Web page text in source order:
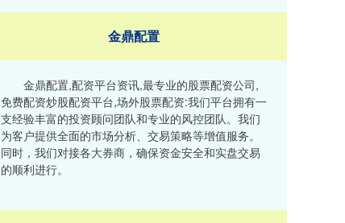
金鼎配置
金鼎配置,配资平台资讯,最专业的股票配资公司,
免费配资炒股配资平台,场外股票配资:我们平台拥有一
支经验丰富的投资顾问团队和专业的风控团队。我们
为客户提供全面的市场分析、交易策略等增值服务。
同时，我们对接各大券商，确保资金安全和实盘交易
的顺利进行。